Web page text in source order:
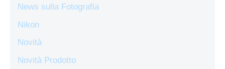
News sulla Fotografia
Nikon
Novità
Novità Prodotto